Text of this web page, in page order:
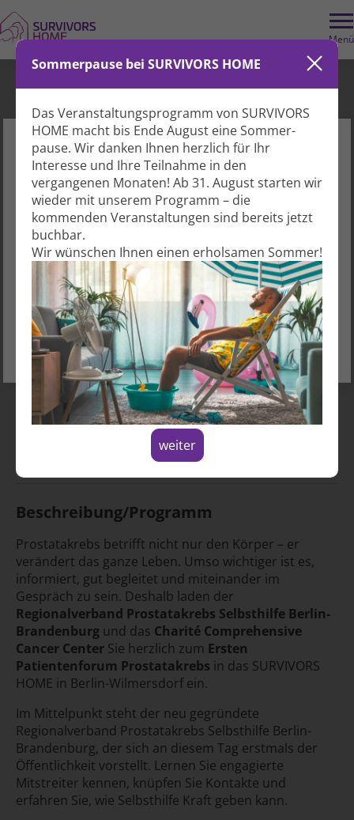
Menü
Sommerpause bei SURVIVORS HOME
Das Veranstaltungs­programm von SURVIVORS
HOME macht bis Ende August eine Sommer­
pause. Wir danken Ihnen herzlich für Ihr
Interesse und Ihre Teil­nahme in den
vergangenen Monaten! Ab 31. August starten wir
wieder mit unserem Programm – die
kommenden Veranstal­tungen sind bereits jetzt
buchbar.
Wir wünschen Ihnen einen erholsamen Sommer!
weiter
Wir benötigen Ihre Zustimmung, um dieses Element zu laden
. Dieses
externe Element könnte Daten über Ihre Aktivitäten sammeln. Bitte
anzuzeigen.Datenschutzerklärung.
Gemeinsam stark: Austausch,
Information und neue Perspektiven. Der
neue Regionalverband der
Prostatakrebs Selbsthilfe Berlin-
Brandenburg stellt sich vor.
Beschreibung/Programm
Prostatakrebs betrifft nicht nur den Körper – er
verändert das ganze Leben. Umso wichtiger ist es,
informiert, gut begleitet und miteinander im
Gespräch zu sein. Deshalb laden der
Regionalverband Prostatakrebs Selbsthilfe Berlin-
Brandenburg und das Charité Comprehensive
Cancer Center Sie herzlich zum Ersten
Patientenforum Prostatakrebs in das SURVIVORS
HOME in Berlin-Wilmersdorf ein.
Im Mittelpunkt steht der neu gegründete
Regionalverband Prostatakrebs Selbsthilfe Berlin-
Brandenburg, der sich an diesem Tag erstmals der
Öffentlichkeit vorstellt. Lernen Sie engagierte
Mitstreiter kennen, knüpfen Sie Kontakte und
erfahren Sie, wie Selbsthilfe Kraft geben kann.
1. Patientenforum Prostatakrebs
Forschung & Wissen
Impuls & Austausch
Dienstag, 09.09.2025
17:00 - 19:00 Uhr
Hildegardstraße 31
10715 Berlin
Spenden
Hinweis
Buchungen für Veranstaltungen bei
SURVIVORS HOME können nur von registrierten
Gästen durchgeführt werden.
Bitte melden Sie sich auf der nachfolgenden Seite
an oder registrieren Sie sich kostenlos.
Anmelden
Registrieren